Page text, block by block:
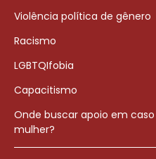
Violência política de gênero
Racismo
LGBTQIfobia
Capacitismo
Onde buscar apoio em
mulher?